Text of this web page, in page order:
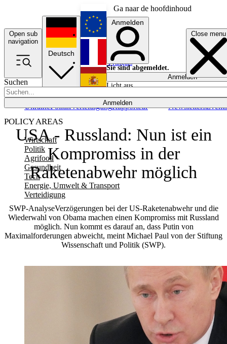
Ga naar de hoofdinhoud
Open sub
navigation
Close menu
Suchen
Anmelden
POLICY AREAS
Wirtschaft
Politik
Agrifood
Gesundheit
Tech
Energie, Umwelt & Transport
Verteidigung
UkrainePolitikVerteidigungRapporteur NewslettersEvents
Deutsch
English
Français
Anmelden
Sie sind abgemeldet.
Anmelden
Licht aus
USA - Russland: Nun ist ein
Kompromiss in der
Raketenabwehr möglich
SWP-AnalyseVerzögerungen bei der US-Raketenabwehr und die
Wiederwahl von Obama machen einen Kompromiss mit Russland
möglich. Nun kommt es darauf an, dass Putin von
Maximalforderungen abweicht, meint Michael Paul von der Stiftung
Wissenschaft und Politik (SWP).